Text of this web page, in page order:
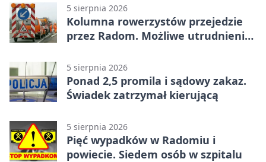
5 sierpnia 2026
Kolumna rowerzystów przejedzie
przez Radom. Możliwe utrudnienia
5 sierpnia 2026
Ponad 2,5 promila i sądowy zakaz.
Świadek zatrzymał kierującą
5 sierpnia 2026
Pięć wypadków w Radomiu i
powiecie. Siedem osób w szpitalu